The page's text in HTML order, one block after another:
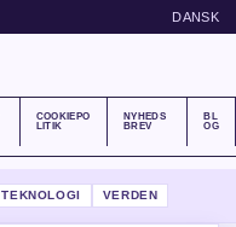
DANSK
COOKIEPO
LITIK
NYHEDS
BREV
BL
OG
TEKNOLOGI VERDEN